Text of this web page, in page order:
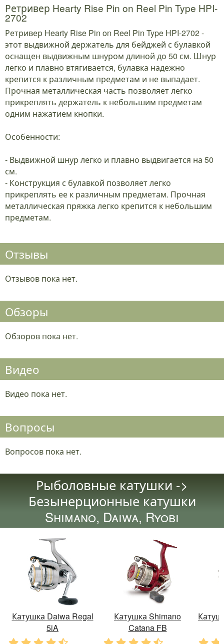
Ретривер Hearty Rise Pin on Reel Pin Type HPI-
2702
Ретривер Hearty Rise Pin on Reel Pin Type HPI-2702 -
этот выдвижной держатель для бейджей с булавкой
оснащен выдвижным шнуром длиной до 50 см. Шнур
легко и плавно втягивается, булавка надежно
крепится к различным предметам и не выпадает.
Прочная металлическая часть позволяет легко
прикреплять держатель к небольшим предметам
одним нажатием кнопки.
Особенности:
- Выдвижной шнур легко и плавно выдвигается на 50
см.
- Конструкция с булавкой позволяет легко
прикреплять ее к различным предметам. Прочная
металлическая пряжка легко крепится к небольшим
предметам.
Отзывы
Отзывов пока нет.
Обзоры
Обзоров пока нет.
Видео
Видео пока нет.
Вопросы
Вопросов пока нет.
Рыболовные катушки ->
Безынерционные катушки
Shimano, Daiwa, Ryobi
Катушка Daiwa Regal
5iA
Катушка Shimano
Catana FB